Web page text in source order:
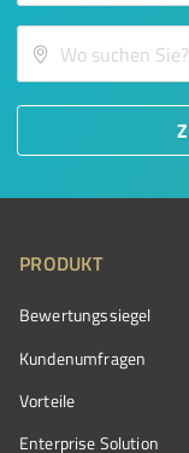
PRODUKT
Bewertungssiegel
Kundenumfragen
Vorteile
Enterprise Solution